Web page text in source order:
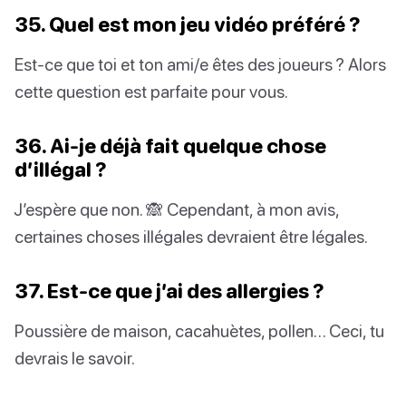
35. Quel est mon jeu vidéo préféré ?
Est-ce que toi et ton ami/e êtes des joueurs ? Alors
cette question est parfaite pour vous.
36. Ai-je déjà fait quelque chose
d’illégal ?
J’espère que non. 🙈 Cependant, à mon avis,
certaines choses illégales devraient être légales.
37. Est-ce que j’ai des allergies ?
Poussière de maison, cacahuètes, pollen… Ceci, tu
devrais le savoir.